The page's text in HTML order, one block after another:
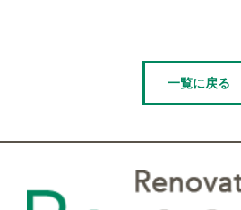
一覧に戻る